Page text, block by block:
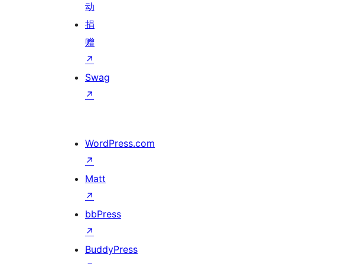
动
捐
赠
↗
Swag
↗
WordPress.com
↗
Matt
↗
bbPress
↗
BuddyPress